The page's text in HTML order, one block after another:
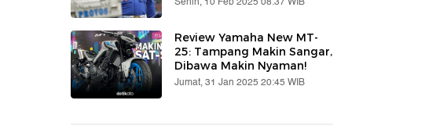
Review Yamaha New MT-
25: Tampang Makin Sangar,
Dibawa Makin Nyaman!
Jumat, 31 Jan 2025 20:45 WIB